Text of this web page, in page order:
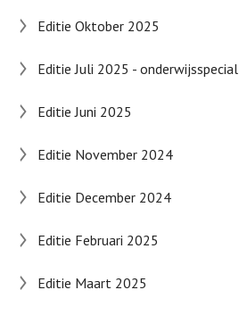
Editie Oktober 2025
Editie Juli 2025 - onderwijsspecial
Editie Juni 2025
Editie November 2024
Editie December 2024
Editie Februari 2025
Editie Maart 2025